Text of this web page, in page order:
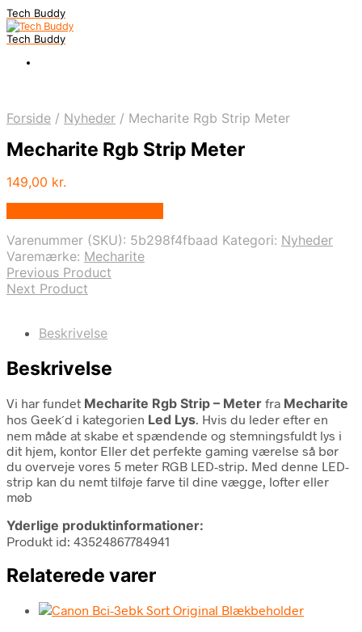
Tech Buddy
Tech Buddy
Forside / Nyheder / Mecharite Rgb Strip Meter
Mecharite Rgb Strip Meter
149,00 kr.
Varenummer (SKU): 5b298f4fbaad Kategori: Nyheder
Varemærke: Mecharite
Previous Product
Next Product
Beskrivelse
Beskrivelse
Vi har fundet Mecharite Rgb Strip – Meter fra Mecharite
hos Geek´d i kategorien Led Lys. Hvis du leder efter en
nem måde at skabe et spændende og stemningsfuldt lys i
dit hjem, kontor Eller det perfekte gaming værelse så bør
du overveje vores 5 meter RGB LED-strip. Med denne LED-
strip kan du nemt tilføje farve til dine vægge, lofter eller
møb
Yderlige produktinformationer:
Produkt id: 43524867784941
Relaterede varer